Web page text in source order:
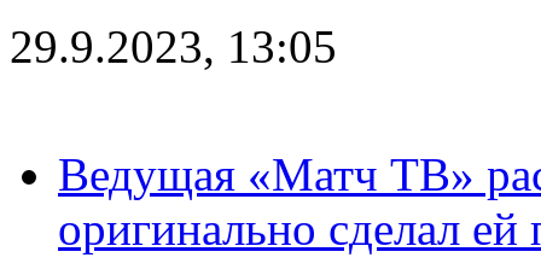
29.9.2023, 13:05
Ведущая «Матч ТВ»
оригинально сделал ей